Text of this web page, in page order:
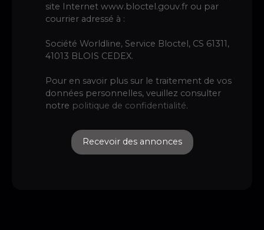
site Internet www.bloctel.gouv.fr ou par
courrier adressé à :
Société Worldline, Service Bloctel, CS 61311,
41013 BLOIS CEDEX.
Pour en savoir plus sur le traitement de vos
données personnelles, veuillez consulter
notre politique de confidentialité.
Recevoir des annonces